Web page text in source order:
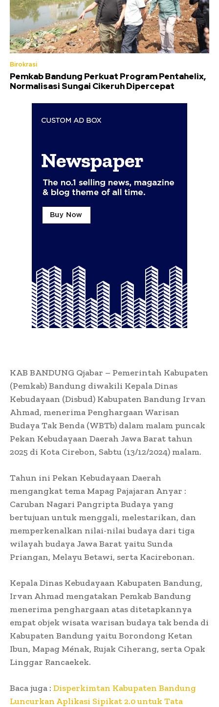
Birokrasi
Pemkab Bandung Perkuat Program Pentahelix,
Normalisasi Sungai Cikeruh Dipercepat
KAB BANDUNG Qjabar – Pemerintah Kabupaten
(Pemkab) Bandung diwakili Kepala Dinas
Kebudayaan (Disbud) Kabupaten Bandung Irvan
Ahmad, menerima Penghargaan Warisan
Budaya Tak Benda (WBTb) dalam malam puncak
Pekan Kebudayaan Daerah Jawa Barat tahun
2025 di Kota Cirebon, Sabtu (13/12/2024) malam.
Tahun ini Pekan Kebudayaan Daerah
mengangkat tema Mapag Pajajaran Anyar :
Caruban Nagari Pangripta Budaya yang
bertujuan untuk menggali, melestarikan, dan
memperkenalkan nilai-nilai budaya dari tiga
wilayah budaya Jawa Barat yaitu Sunda
Priangan, Melayu Betawi, serta Kacirebonan.
Kepala Dinas Kebudayaan Kabupaten Bandung,
Irvan Ahmad mengatakan Pemkab Bandung
menerima penghargaan atas ditetapkannya
empat objek wisata warisan budaya tak benda di
Kabupaten Bandung yaitu Borondong Ketan
Ibun, Mapag Ménak, Rujak Ciherang, serta Opak
Linggar Rancaekek.
Baca juga : Disperkimtan Kabupaten Bandung
Luncurkan Aplikasi Sipikat 2.0 untuk Tata